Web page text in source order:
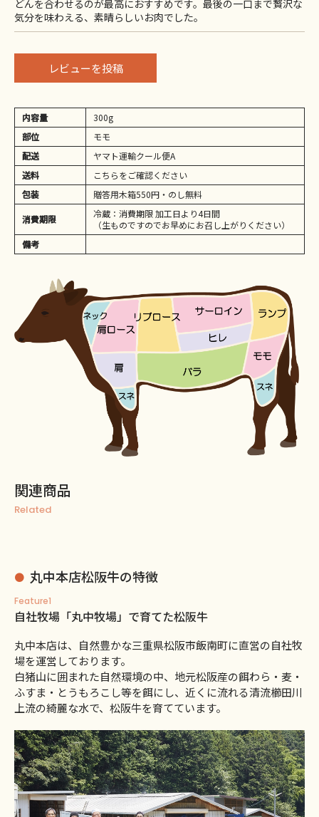
どんを合わせるのが最高におすすめです。最後の一口まで贅沢な
気分を味わえる、素晴らしいお肉でした。
レビューを投稿
内容量
300g
部位
モモ
配送
ヤマト運輸クール便A
送料
こちらをご確認ください
包装
贈答用木箱550円・のし無料
消費期限
冷蔵：消費期限 加工日より4日間
（生ものですのでお早めにお召し上がりください）
備考
関連商品
Related
丸中本店松阪牛の特徴
Feature1
自社牧場「丸中牧場」で育てた松阪牛
丸中本店は、自然豊かな三重県松阪市飯南町に直営の自社牧
場を運営しております。
白猪山に囲まれた自然環境の中、地元松阪産の餌わら・麦・
ふすま・とうもろこし等を餌にし、近くに流れる清流櫛田川
上流の綺麗な水で、松阪牛を育てています。